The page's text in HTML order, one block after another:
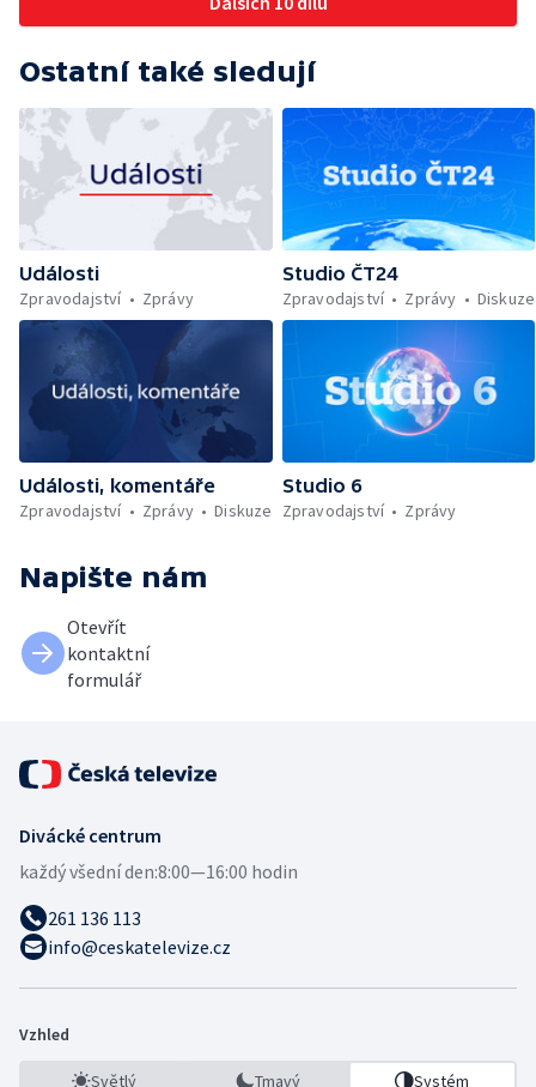
Ostatní také sledují
Události
Zpravodajství
Zprávy
Studio ČT24
Zpravodajství
Zprávy Diskuze
Události, komentáře
Zpravodajství
Zprávy Diskuze
Studio 6
Zpravodajství
Zprávy
Napište nám
Otevřít
kontaktní
formulář
Divácké centrum
každý všední den:8:00—16:00 hodin
261 136 113
info@ceskatelevize.cz
Vzhled
Světlý Tmavý Systém